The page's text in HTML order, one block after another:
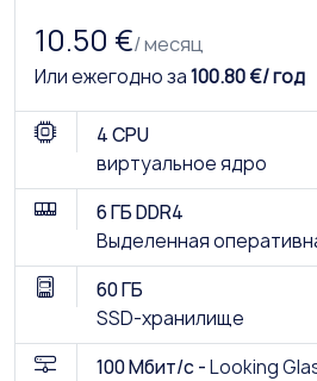
10.50 €/ месяц
Или ежегодно за100.80 €/ год
4 CPU
виртуальное ядро
6 ГБ DDR4
Выделенная
60 ГБ
SSD-хранилище
100 Мбит/с -Looking